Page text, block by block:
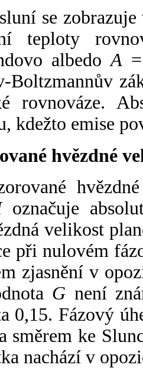
se
teploty
albedoA
Boltzmannův
rovnováze.
kdežto emise
hvězdné
označuje
velikost
při nulovém
zjasnění v
G není
0,15. Fázový
směrem ke
nachází v